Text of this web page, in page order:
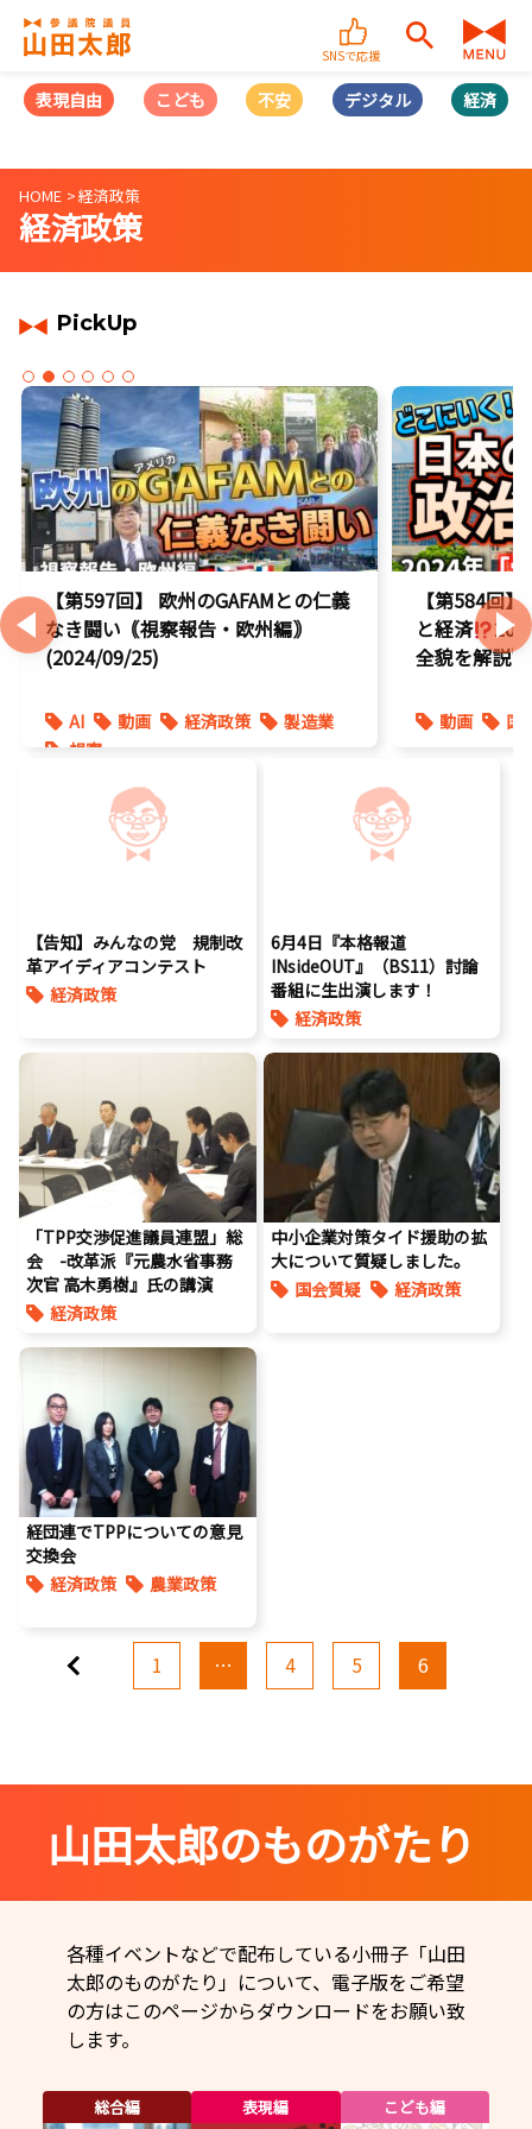
SNSで応援
表現自由 こども 不安 デジタル 経済
HOME 経済政策
経済政策
PickUp
【第597回】 欧州のGAFAMとの仁義
なき闘い｟視察報告・欧州編｠
(2024/09/25)
AI 動画 経済政策
製造業
視察
【第584回
と経済
全貌を解説
動画 国
【告知】みんなの党 規制改
革アイディアコンテスト
経済政策
6月4日『本格報道
INsideOUT』（BS11）討論
番組に生出演します！
経済政策
「TPP交渉促進議員連盟」総
会 -改革派『元農水省事務
次官 高木勇樹』氏の講演
経済政策
中小企業対策タイド援助の拡
大について質疑しました。
国会質疑
経済政策
経団連でTPPについての意見
交換会
経済政策
農業政策
前へ 1 … 4 5 6
山田太郎のものがたり
各種イベントなどで配布している小冊子「山田
太郎のものがたり」について、電子版をご希望
の方はこのページからダウンロードをお願い致
します。
総合編 表現編 こども編